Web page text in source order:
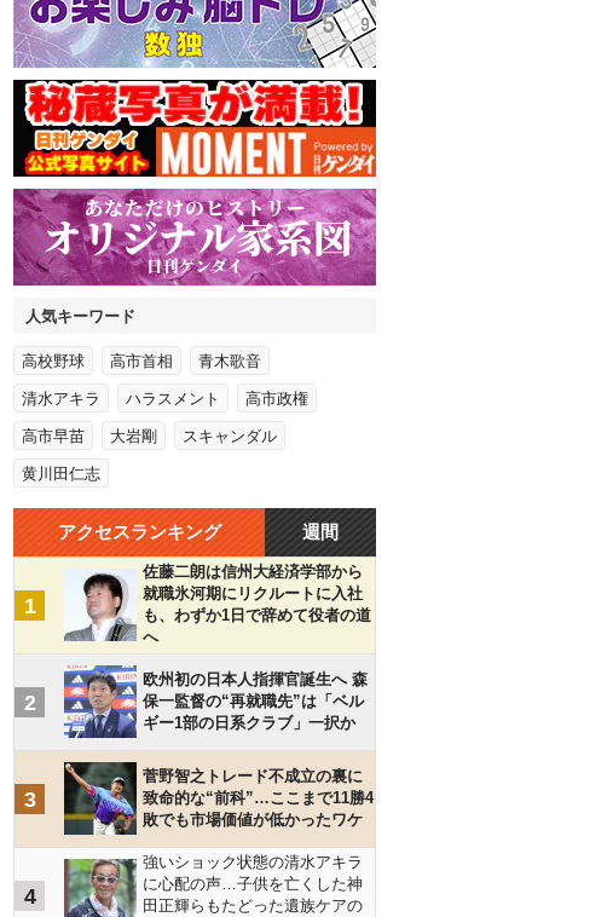
人気キーワード
高校野球 高市首相 青木歌音
清水アキラ ハラスメント 高市政権
高市早苗 大岩剛 スキャンダル
黄川田仁志
アクセスランキング 週間
1
佐藤二朗は信州大経済学部から
就職氷河期にリクルートに入社
も、わずか1日で辞めて役者の道
へ
2
欧州初の日本人指揮官誕生へ 森
保一監督の“再就職先”は「ベル
ギー1部の日系クラブ」一択か
3
菅野智之トレード不成立の裏に
致命的な“前科”…ここまで11勝4
敗でも市場価値が低かったワケ
4
強いショック状態の清水アキラ
に心配の声…子供を亡くした神
田正輝らもたどった遺族ケアの